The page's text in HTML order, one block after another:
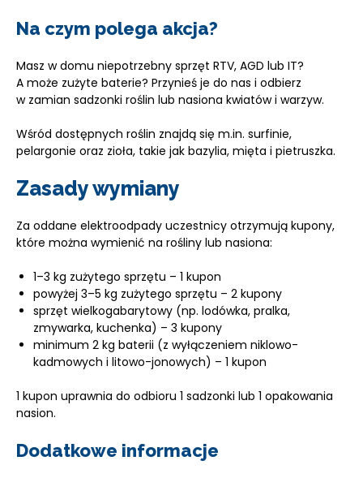
Na czym polega akcja?
Masz w domu niepotrzebny sprzęt RTV, AGD lub IT?
A może zużyte baterie? Przynieś je do nas i odbierz
w zamian sadzonki roślin lub nasiona kwiatów i warzyw.
Wśród dostępnych roślin znajdą się m.in. surfinie,
pelargonie oraz zioła, takie jak bazylia, mięta i pietruszka.
Zasady wymiany
Za oddane elektroodpady uczestnicy otrzymują kupony,
które można wymienić na rośliny lub nasiona:
1–3 kg zużytego sprzętu – 1 kupon
powyżej 3–5 kg zużytego sprzętu – 2 kupony
sprzęt wielkogabarytowy (np. lodówka, pralka,
zmywarka, kuchenka) – 3 kupony
minimum 2 kg baterii (z wyłączeniem niklowo-
kadmowych i litowo-jonowych) – 1 kupon
1 kupon uprawnia do odbioru 1 sadzonki lub 1 opakowania
nasion.
Dodatkowe informacje